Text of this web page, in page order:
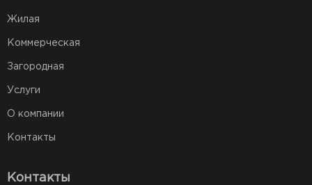
Жилая
Коммерческая
Загородная
Услуги
О компании
Контакты
Контакты